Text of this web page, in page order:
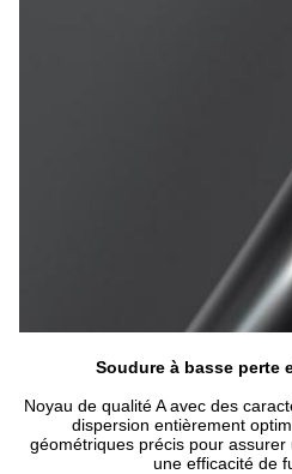
Soudure à basse perte
Noyau de qualité A avec des
dispersion entièrement
géométriques précis pour
une efficacité de